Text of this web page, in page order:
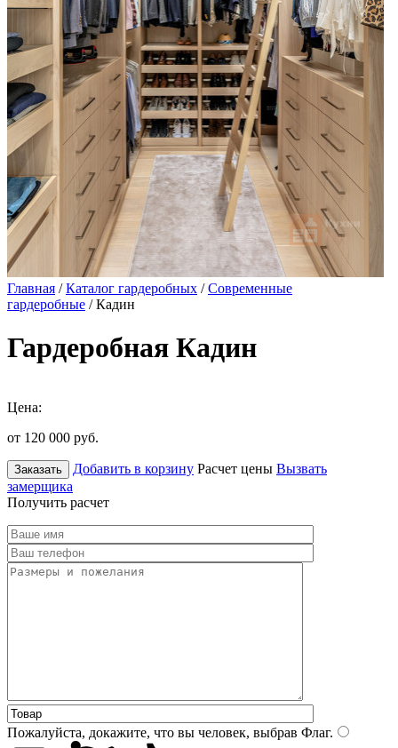
Главная /Каталог гардеробных /Современные
гардеробные / Кадин
Гардеробная Кадин
Цена:
от 120 000 руб.
Заказать Добавить в корзину Расчет цены Вызвать
замерщика
Получить расчет
Пожалуйста, докажите, что вы человек, выбрав Флаг.